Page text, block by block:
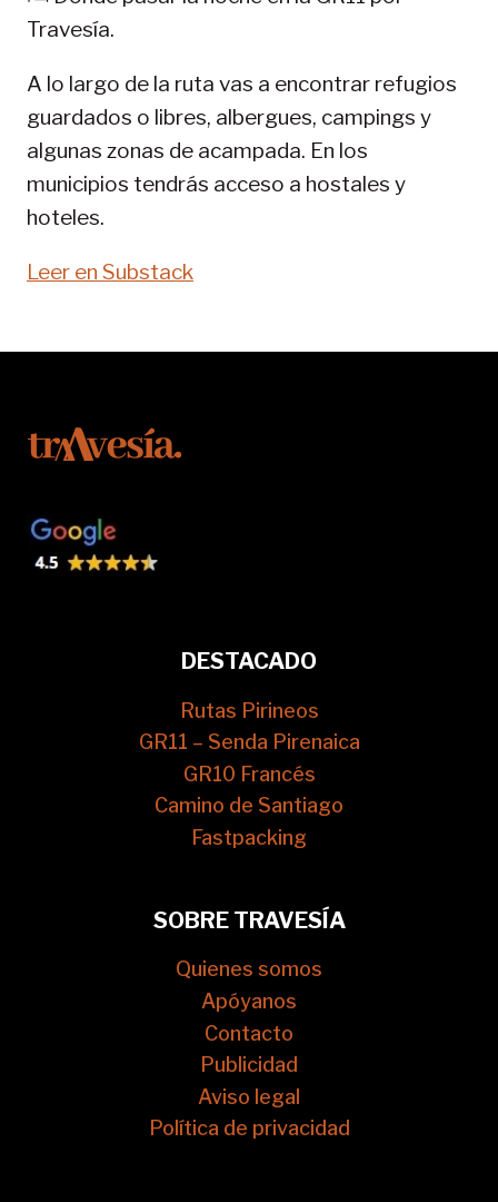
11-
Travesía.
A lo largo de la ruta vas a encontrar refugios
guardados o libres, albergues, campings y
algunas zonas de acampada. En los
municipios tendrás acceso a hostales y
hoteles.
Leer en Substack
DESTACADO
Rutas Pirineos
GR11 – Senda Pirenaica
GR10 Francés
Camino de Santiago
Fastpacking
SOBRE TRAVESÍA
Quienes somos
Apóyanos
Contacto
Publicidad
Aviso legal
Política de privacidad